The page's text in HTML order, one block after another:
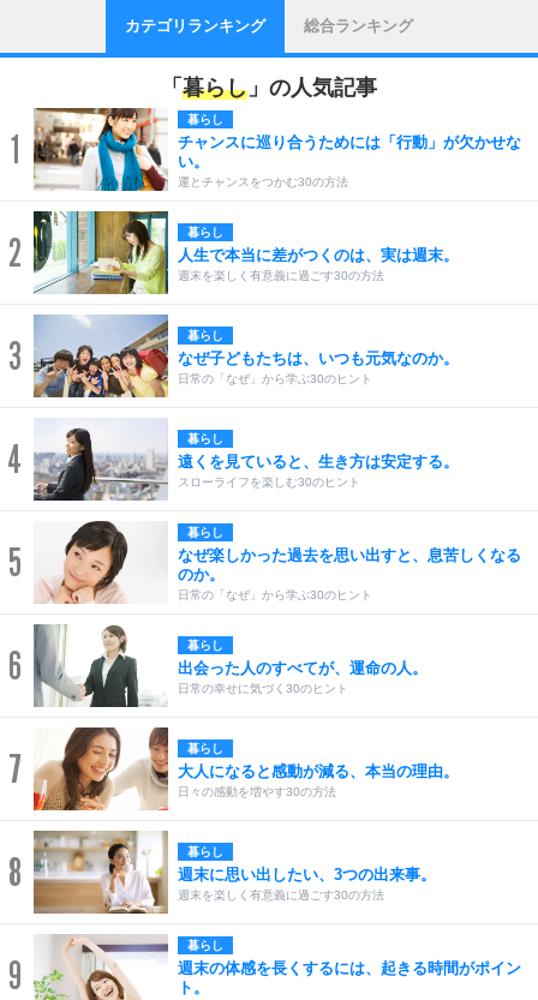
カテゴリランキング 総合ランキング
「 暮らし 」の人気記事
1
暮らし
チャンスに巡り合うためには「行動」が欠かせな
い。
運とチャンスをつかむ30の方法
2 暮らし
人生で本当に差がつくのは、実は週末。
週末を楽しく有意義に過ごす30の方法
3 暮らし
なぜ子どもたちは、いつも元気なのか。
日常の「なぜ」から学ぶ30のヒント
4 暮らし
遠くを見ていると、生き方は安定する。
スローライフを楽しむ30のヒント
5
暮らし
なぜ楽しかった過去を思い出すと、息苦しくなる
のか。
日常の「なぜ」から学ぶ30のヒント
6 暮らし
出会った人のすべてが、運命の人。
日常の幸せに気づく30のヒント
7 暮らし
大人になると感動が減る、本当の理由。
日々の感動を増やす30の方法
8 暮らし
週末に思い出したい、3つの出来事。
週末を楽しく有意義に過ごす30の方法
9
暮らし
週末の体感を長くするには、起きる時間がポイン
ト。